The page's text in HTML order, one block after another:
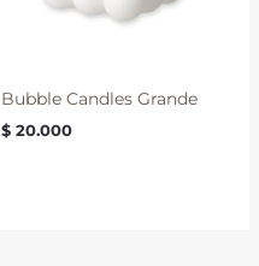
Bubble Candles Grande
$ 20.000